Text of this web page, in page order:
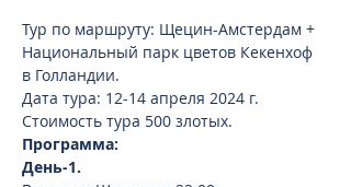
Тур по маршруту: Щецин-Амстердам +
Национальный парк цветов Кекенхоф
в Голландии.
Дата тура: 12-14 апреля 2024 г.
Стоимость тура 500 злотых.
Программа:
День-1.